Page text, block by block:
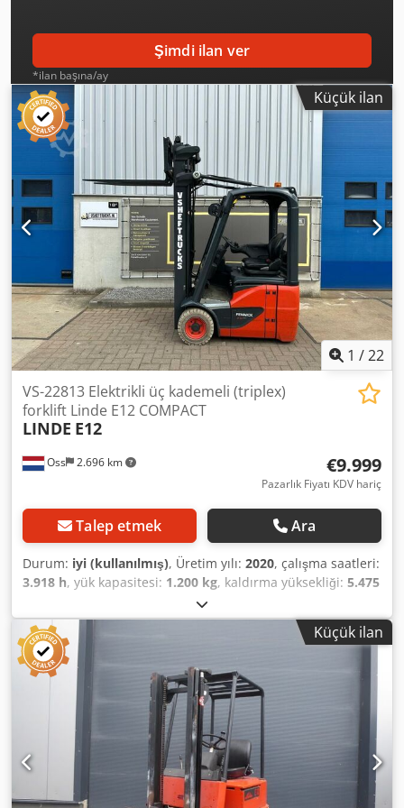
Şimdi ilan ver
*ilan başına/ay
Küçük ilan
1 /22
Oss 2.696 km
VS-22813 Elektrikli üç kademeli (triplex)
forklift Linde E12 COMPACT
LINDE E12
€9.999
Pazarlık Fiyatı KDV hariç
Talep etmek Ara
Durum: iyi (kullanılmış), Üretim yılı: 2020, çalışma saatleri:
3.918 h, yük kapasitesi: 1.200 kg, kaldırma yüksekliği: 5.475
, direk tipi:
yüksekliği:2.471 mm, boş ağırlık:3.000 kg, kilometre:3.918
km, Elektrikli triplex forklift Marka: Linde Üretim yılı: 2020
Kompakt model Sadece 3.918 saat Kapasite: 1.200 kg
Kaldırma yüksekliği: 5.475 mm Cjdpfx Alsy D Umts Rerf
Geçiş yüksekliği: 2.471 mm Serbest kaldırma Yan
kaydırmalı (sideshift) İz bırakmayan lastikler Akü: 2018
Otomatik dolum sistemi Harici şarj cihazı
Küçük ilan